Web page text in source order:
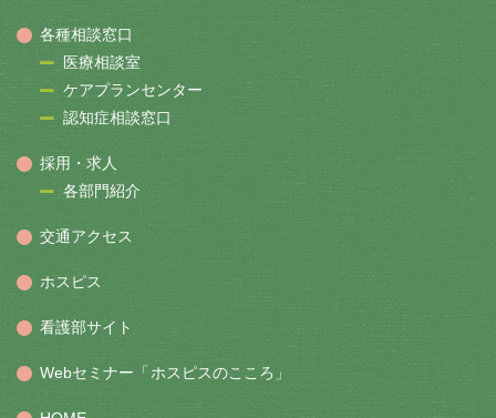
各種相談窓口
医療相談室
ケアプランセンター
認知症相談窓口
採用・求人
各部門紹介
交通アクセス
ホスピス
看護部サイト
Webセミナー「ホスピスのこころ」